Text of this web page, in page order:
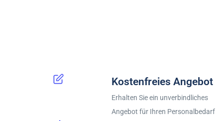
Kostenfreies Angebot
Erhalten Sie ein unverbindliches
Angebot für Ihren Personalbedarf